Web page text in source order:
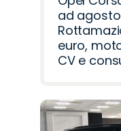
ad
euro,
CV e